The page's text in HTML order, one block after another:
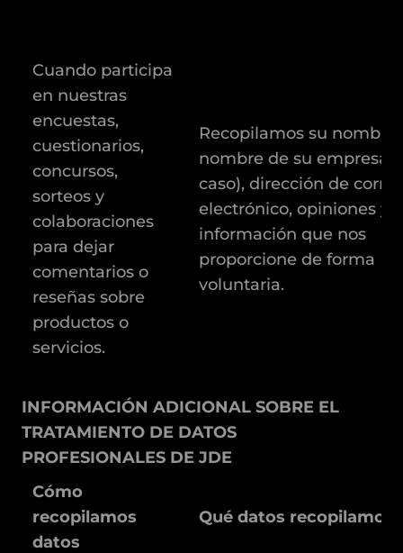
Cuando participa
en nuestras
encuestas,
cuestionarios,
concursos,
sorteos y
colaboraciones
para dejar
comentarios o
reseñas sobre
productos o
servicios.
Recopilamos su
nombre de su empresa
caso), dirección de
electrónico, opiniones y
información que nos
proporcione de forma
voluntaria.
INFORMACIÓN ADICIONAL SOBRE EL
TRATAMIENTO DE DATOS
PROFESIONALES DE JDE
Cómo
recopilamos
datos
Qué datos recopilamos